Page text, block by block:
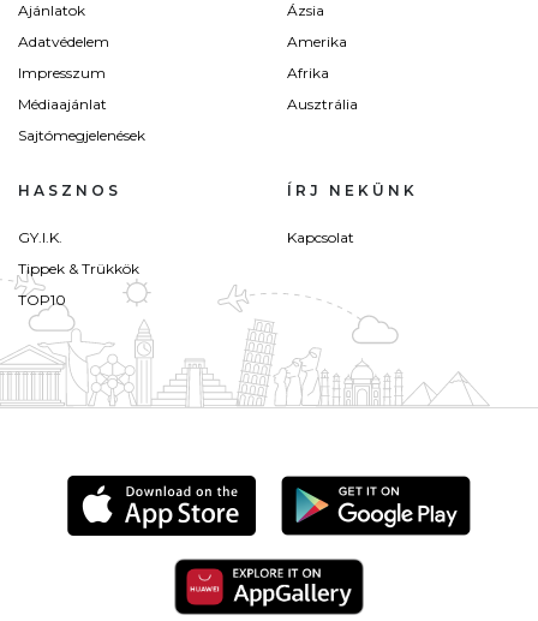
Ajánlatok
Adatvédelem
Impresszum
Médiaajánlat
Sajtómegjelenések
Ázsia
Amerika
Afrika
Ausztrália
HASZNOS
GY.I.K.
Tippek & Trükkök
TOP10
ÍRJ NEKÜNK
Kapcsolat